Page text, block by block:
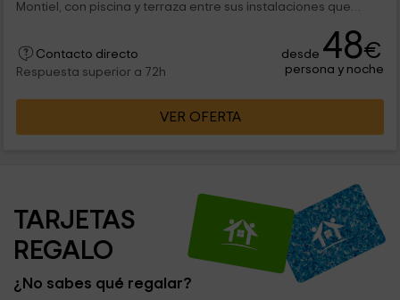
Montiel, con piscina y terraza entre sus instalaciones que
Contacto directo
Respuesta superior a 72h
desde 48€
persona y noche
VER OFERTA
TARJETAS
REGALO
¿No sabes qué regalar?